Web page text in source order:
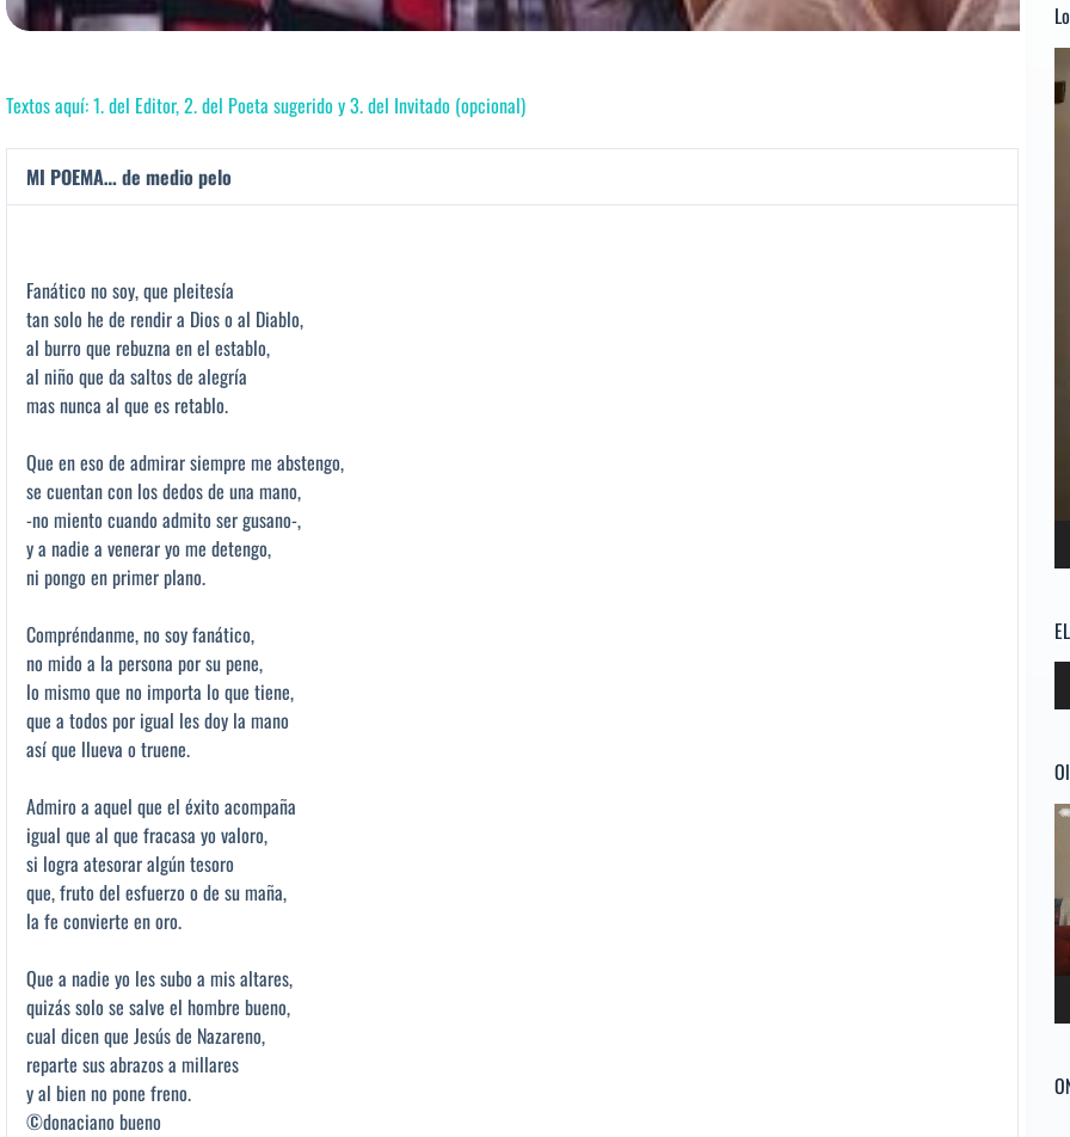
Textos aquí: 1. del Editor, 2. del Poeta sugerido y 3. del Invitado (opcional)
MI POEMA… de medio pelo
Fanático no soy, que pleitesía
tan solo he de rendir a Dios o al Diablo,
al burro que rebuzna en el establo,
al niño que da saltos de alegría
mas nunca al que es retablo.
Que en eso de admirar siempre me abstengo,
se cuentan con los dedos de una mano,
-no miento cuando admito ser gusano-,
y a nadie a venerar yo me detengo,
ni pongo en primer plano.
Compréndanme, no soy fanático,
no mido a la persona por su pene,
lo mismo que no importa lo que tiene,
que a todos por igual les doy la mano
así que llueva o truene.
Admiro a aquel que el éxito acompaña
igual que al que fracasa yo valoro,
si logra atesorar algún tesoro
que, fruto del esfuerzo o de su maña,
la fe convierte en oro.
Que a nadie yo les subo a mis altares,
quizás solo se salve el hombre bueno,
cual dicen que Jesús de Nazareno,
reparte sus abrazos a millares
y al bien no pone freno.
©donaciano bueno
de
de